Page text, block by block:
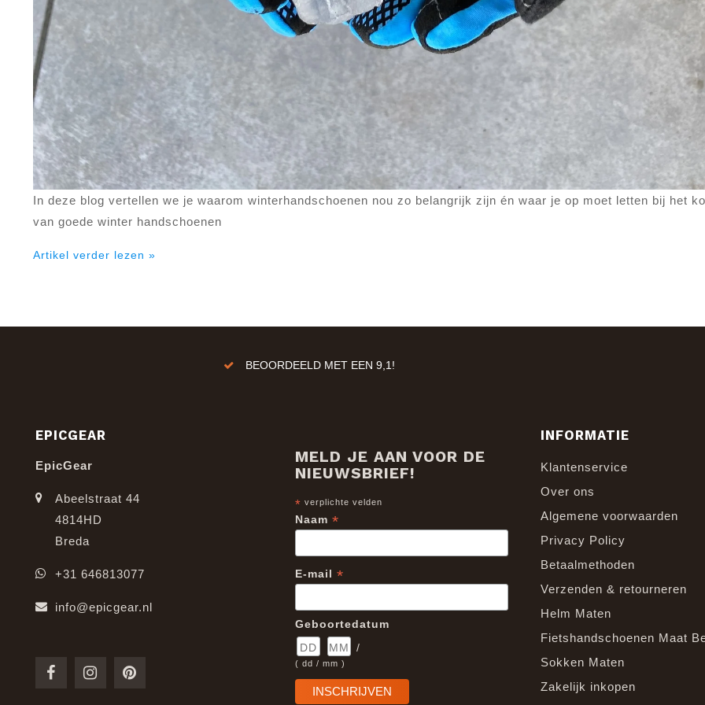
In deze blog vertellen we je waarom winterhandschoenen nou zo belangrijk zijn én waar je op moet letten bij het
van goede winter handschoenen
Artikel verder lezen »
GRATIS VERZENDING VANAF €20,-
EPICGEAR
EpicGear
Abeelstraat 44
4814HD
Breda
+31 646813077
info@epicgear.nl
MELD JE AAN VOOR DE
NIEUWSBRIEF!
* verplichte velden
Naam *
E-mail *
Geboortedatum
/
( dd / mm )
INFORMATIE
Klantenservice
Over ons
Algemene voorwaarden
Privacy Policy
Betaalmethoden
Verzenden & retourneren
Helm Maten
Fietshandschoenen Maat
Sokken Maten
Zakelijk inkopen